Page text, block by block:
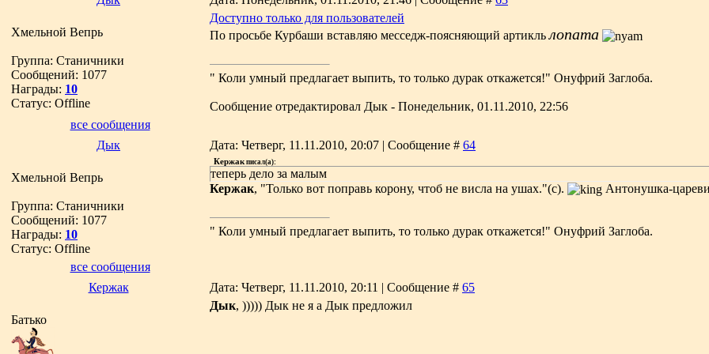
Хмельной Вепрь
Группа: Станичники
Сообщений: 1077
Награды: 10
Статус: Offline
Доступно только для пользователей
По просьбе Курбаши вставляю месседж-поясняющий артикльлопата
" Коли умный предлагает выпить, то только дурак откажется!" Онуфрий Заглоба.
Сообщение отредактировал Дык - Понедельник, 01.11.2010, 22:56
все сообщения
Дык
Дата: Четверг, 11.11.2010, 20:07 | Сообщение # 64
Хмельной Вепрь
Группа: Станичники
Сообщений: 1077
Награды: 10
Статус: Offline
Кержакписал(а):
теперь дело за малым
Кержак, "Только вот поправь корону, чтоб не висла на ушах."(с). Антонушка-
" Коли умный предлагает выпить, то только дурак откажется!" Онуфрий Заглоба.
все сообщения
Кержак
Дата: Четверг, 11.11.2010, 20:11 | Сообщение # 65
Батько
Дык, ))))) Дык не я а Дык предложил